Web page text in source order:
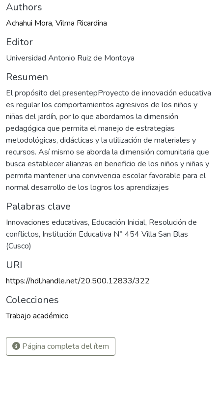
Authors
Achahui Mora, Vilma Ricardina
Editor
Universidad Antonio Ruiz de Montoya
Resumen
El propósito del presentepProyecto de innovación educativa
es regular los comportamientos agresivos de los niños y
niñas del jardín, por lo que abordamos la dimensión
pedagógica que permita el manejo de estrategias
metodológicas, didácticas y la utilización de materiales y
recursos. Así mismo se aborda la dimensión comunitaria que
busca establecer alianzas en beneficio de los niños y niñas y
permita mantener una convivencia escolar favorable para el
normal desarrollo de los logros los aprendizajes
Palabras clave
Innovaciones educativas, Educación Inicial, Resolución de
conflictos, Institución Educativa N° 454 Villa San Blas
(Cusco)
URI
https://hdl.handle.net/20.500.12833/322
Colecciones
Trabajo académico
Página completa del ítem